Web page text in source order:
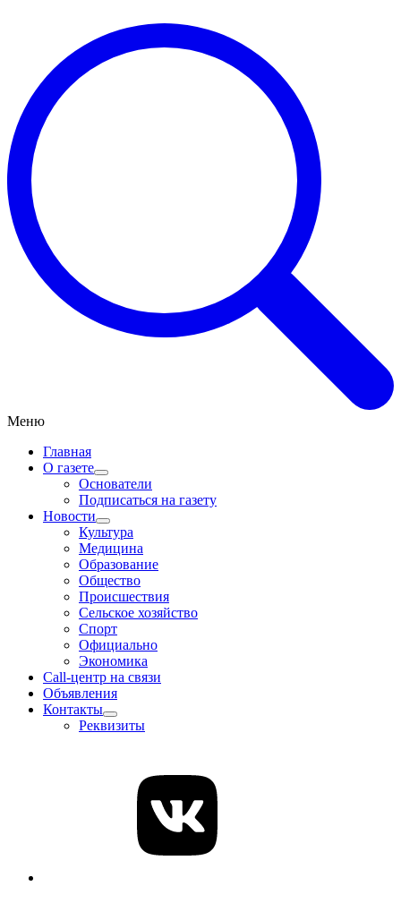
Меню
Главная
О газете
Основатели
Подписаться на газету
Новости
Культура
Медицина
Образование
Общество
Происшествия
Сельское хозяйство
Спорт
Официально
Экономика
Call-центр на связи
Объявления
Контакты
Реквизиты